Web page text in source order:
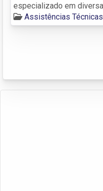
especializado em
Assistências